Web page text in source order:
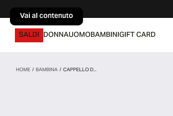
Vai al contenuto
SALDI DONNAUOMOBAMBINIGIFT CARD
HOME/BAMBINA/CAPPELLO D...
Vai al contenuto